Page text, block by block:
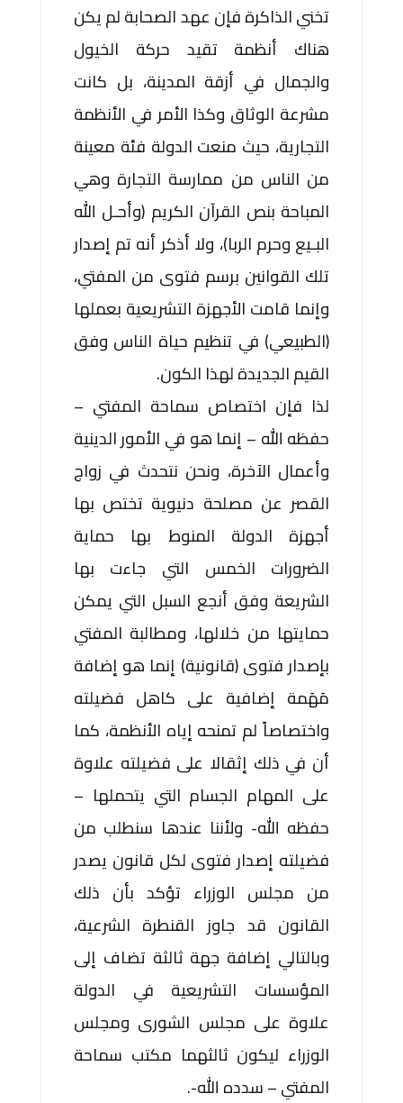
تخني الذاكرة فإن عهد الصحابة لم يكن
هناك أنظمة تقيد حركة الخيول
والجمال في أزقة المدينة، بل كانت
مشرعة الوثاق وكذا الأمر في الأنظمة
التجارية، حيث منعت الدولة فئة معينة
من الناس من ممارسة التجارة وهي
المباحة بنص القرآن الكريم (وأحـل الله
البـيع وحرم الربا)، ولا أذكر أنه تم إصدار
تلك القوانين برسم فتوى من المفتي،
وإنما قامت الأجهزة التشريعية بعملها
(الطبيعي) في تنظيم حياة الناس وفق
القيم الجديدة لهذا الكون.
لذا فإن اختصاص سماحة المفتي –
حفظه الله – إنما هو في الأمور الدينية
وأعمال الآخرة، ونحن نتحدث في زواج
القصر عن مصلحة دنيوية تختص بها
أجهزة الدولة المنوط بها حماية
الضرورات الخمس التي جاءت بها
الشريعة وفق أنجع السبل التي يمكن
حمايتها من خلالها، ومطالبة المفتي
بإصدار فتوى (قانونية) إنما هو إضافة
مَهَمة إضافية على كاهل فضيلته
واختصاصاً لم تمنحه إياه الأنظمة، كما
أن في ذلك إثقالا على فضيلته علاوة
على المهام الجسام التي يتحملها –
حفظه الله- ولأننا عندها سنطلب من
فضيلته إصدار فتوى لكل قانون يصدر
من مجلس الوزراء تؤكد بأن ذلك
القانون قد جاوز القنطرة الشرعية،
وبالتالي إضافة جهة ثالثة تضاف إلى
المؤسسات التشريعية في الدولة
علاوة على مجلس الشورى ومجلس
الوزراء ليكون ثالثهما مكتب سماحة
المفتي – سدده الله-.